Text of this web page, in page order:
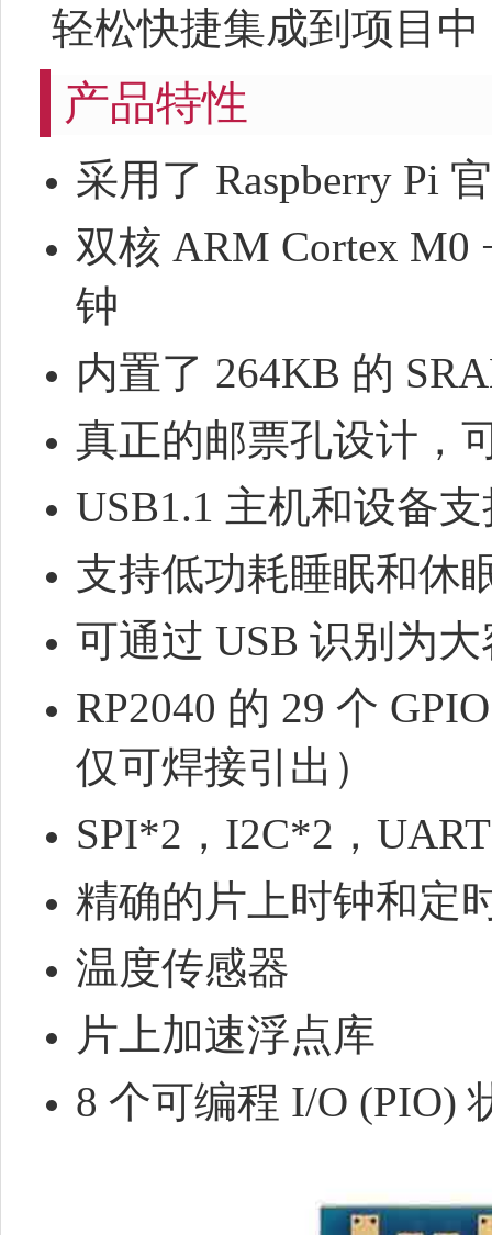
轻松快捷集成到项目中
产品特性
采用了 Raspberry Pi
双核 ARM Cortex M0
钟
内置了 264KB 的
真正的邮票孔设计，
USB1.1 主机和设备
支持低功耗睡眠和休
可通过 USB 识别为
RP2040 的 29 个
仅可焊接引出）
SPI*2，I2C*2，
精确的片上时钟和定
温度传感器
片上加速浮点库
8 个可编程 I/O (PIO)